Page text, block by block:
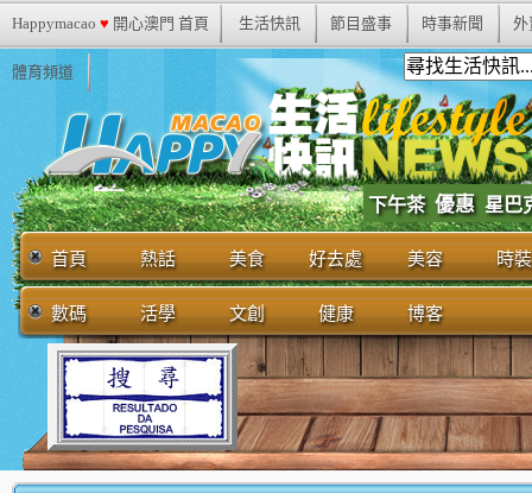
Happymacao ♥ 開心澳門 首頁 生活快訊 節目盛事 時事新聞 外
體育頻道
下午茶 優惠 星巴
首頁 熱話 美食 好去處 美容 時裝
數碼 活學 文創 健康 博客